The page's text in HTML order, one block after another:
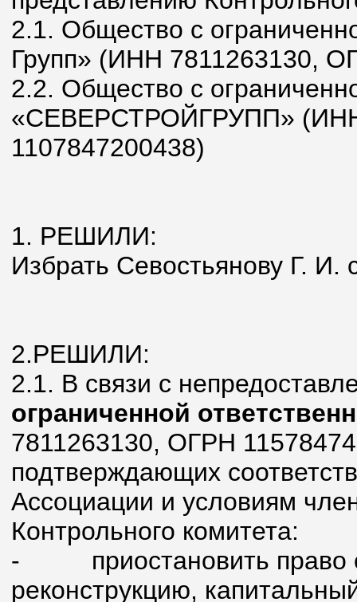
2.1. Общество с
Групп» (ИНН 7811263130,
2.2. Общество с
«СЕВЕРСТРОЙГРУПП»
1107847200438)
1. РЕШИЛИ:
Избрать Севостьянову Г. И.
2.РЕШИЛИ:
2.1. В связи с
ограниченной
7811263130, ОГРН
подтверждающих
Ассоциации и условиям
Контрольного комитета:
- приостановить право
реконструкцию,